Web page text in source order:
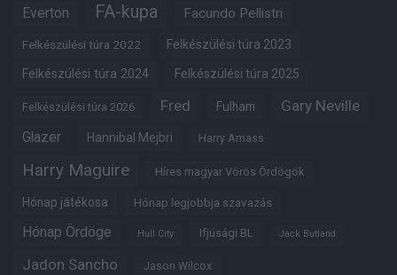
Everton FA-kupa Facundo Pellistri
Felkészülési túra 2022 Felkészülési túra 2023
Felkészülési túra 2024 Felkészülési túra 2025
Felkészülési túra 2026 Fred Fulham Gary Neville
Glazer Hannibal Mejbri Harry Amass
Harry Maguire Híres magyar Vörös Ördögök
Hónap játékosa Hónap legjobbja szavazás
Hónap Ördöge Hull City Ifjúsági BL Jack Butland
Jadon Sancho Jason Wilcox